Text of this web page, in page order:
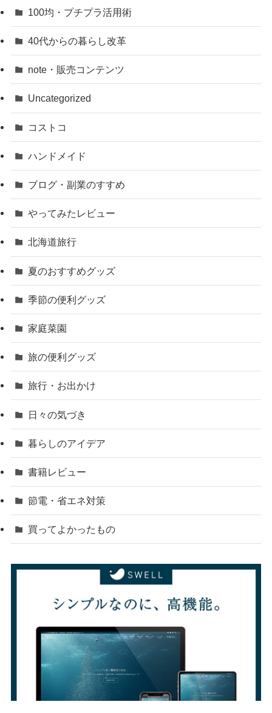
100均・プチプラ活用術
40代からの暮らし改革
note・販売コンテンツ
Uncategorized
コストコ
ハンドメイド
ブログ・副業のすすめ
やってみたレビュー
北海道旅行
夏のおすすめグッズ
季節の便利グッズ
家庭菜園
旅の便利グッズ
旅行・お出かけ
日々の気づき
暮らしのアイデア
書籍レビュー
節電・省エネ対策
買ってよかったもの